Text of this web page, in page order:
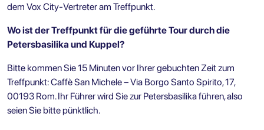
dem Vox City-Vertreter am Treffpunkt.
Wo ist der Treffpunkt für die geführte Tour durch die
Petersbasilika und Kuppel?
Bitte kommen Sie 15 Minuten vor Ihrer gebuchten Zeit zum
Treffpunkt: Caffè San Michele – Via Borgo Santo Spirito, 17,
00193 Rom. Ihr Führer wird Sie zur Petersbasilika führen, also
seien Sie bitte pünktlich.